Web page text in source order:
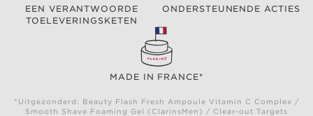
EEN VERANTWOORDE
TOELEVERINGSKETEN
ONDERSTEUNENDE ACTIES
MADE IN FRANCE*
*Uitgezonderd: Beauty Flash Fresh Ampoule Vitamin C Complex /
Smooth Shave Foaming Gel (ClarinsMen) / Clear-out Targets